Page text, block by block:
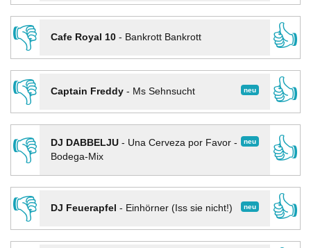
👎
Cafe Royal 10- Bankrott Bankrott
👍
👎
neu
Captain Freddy- Ms Sehnsucht
👍
👎
neu
DJ DABBELJU- Una Cerveza por Favor -
Bodega-Mix
👍
👎
neu
DJ Feuerapfel - Einhörner (Iss sie nicht!)
👍